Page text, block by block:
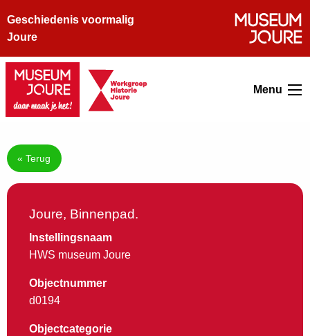
Geschiedenis voormalig
Joure
Menu
« Terug
Joure, Binnenpad.
Instellingsnaam
HWS museum Joure
Objectnummer
d0194
Objectcategorie